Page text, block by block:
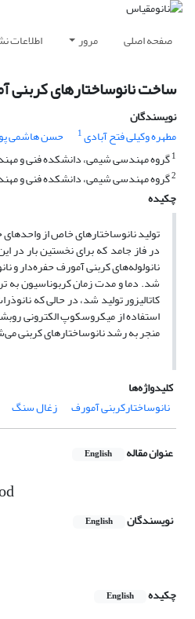
صفحه اصلی مرور اطلاعات
ساخت نانوساختارهای کربنی
نویسندگان
مطهره وکیلی فتح آبادی1 حسن هاشمی
1گروه مهندسی شیمی، دانشکده فنی و
2گروه مهندسی شیمی، دانشکده فنی و
چکیده
تولید نانوساختارهای خاص از
در فاز جامد که برای نخستین بار در
منجر به رشد نانوساختارهای کربنی
کلیدواژه‌ها
نانوساختارکربنی آمورف
زغال سنگ
عنوان مقاله English
نویسندگان English
چکیده
English